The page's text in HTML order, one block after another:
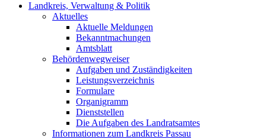
Landkreis, Verwaltung & Politik
Aktuelles
Aktuelle Meldungen
Bekanntmachungen
Amtsblatt
Behördenwegweiser
Aufgaben und Zuständigkeiten
Leistungsverzeichnis
Formulare
Organigramm
Dienststellen
Die Aufgaben des Landratsamtes
Informationen zum Landkreis Passau